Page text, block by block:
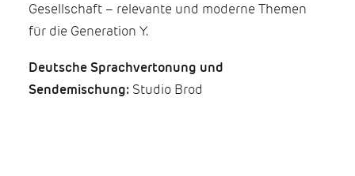
Gesellschaft – relevante und moderne Themen
für die Generation Y.
Deutsche Sprachvertonung und
Sendemischung: Studio Brod